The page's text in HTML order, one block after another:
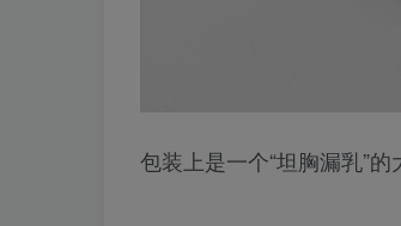
包装上是一个“坦胸漏乳”